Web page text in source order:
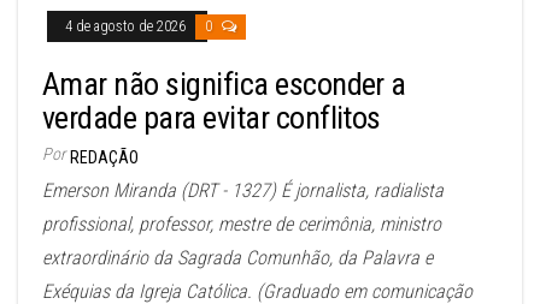
4 de agosto de 2026 0
Amar não significa esconder a
verdade para evitar conflitos
Por REDAÇÃO
Emerson Miranda (DRT - 1327) É jornalista, radialista
profissional, professor, mestre de cerimônia, ministro
extraordinário da Sagrada Comunhão, da Palavra e
Exéquias da Igreja Católica. (Graduado em comunicação